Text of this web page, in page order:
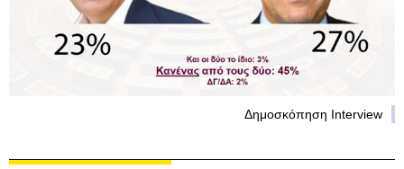
Δημοσκόπηση Interview